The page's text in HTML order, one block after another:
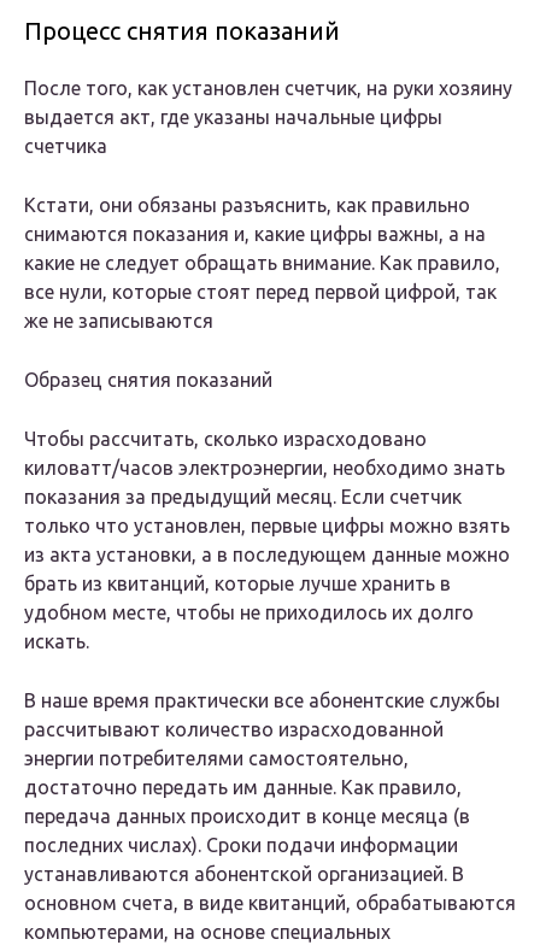
Процесс снятия показаний
После того, как установлен счетчик, на руки хозяину
выдается акт, где указаны начальные цифры
счетчика
Кстати, они обязаны разъяснить, как правильно
снимаются показания и, какие цифры важны, а на
какие не следует обращать внимание. Как правило,
все нули, которые стоят перед первой цифрой, так
же не записываются
Образец снятия показаний
Чтобы рассчитать, сколько израсходовано
киловатт/часов электроэнергии, необходимо знать
показания за предыдущий месяц. Если счетчик
только что установлен, первые цифры можно взять
из акта установки, а в последующем данные можно
брать из квитанций, которые лучше хранить в
удобном месте, чтобы не приходилось их долго
искать.
В наше время практически все абонентские службы
рассчитывают количество израсходованной
энергии потребителями самостоятельно,
достаточно передать им данные. Как правило,
передача данных происходит в конце месяца (в
последних числах). Сроки подачи информации
устанавливаются абонентской организацией. В
основном счета, в виде квитанций, обрабатываются
компьютерами, на основе специальных